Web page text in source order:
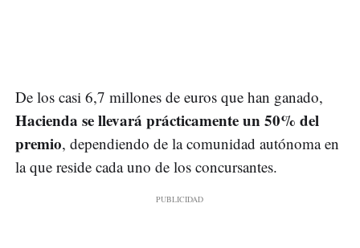
De los casi 6,7 millones de euros que han ganado,
Hacienda se llevará prácticamente un 50% del
premio, dependiendo de la comunidad autónoma en
la que reside cada uno de los concursantes.